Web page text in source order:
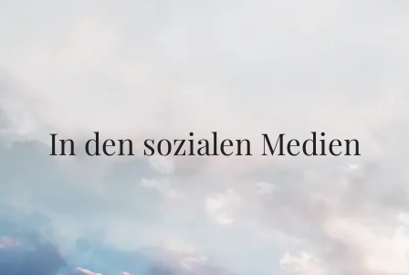
In den sozialen Medien